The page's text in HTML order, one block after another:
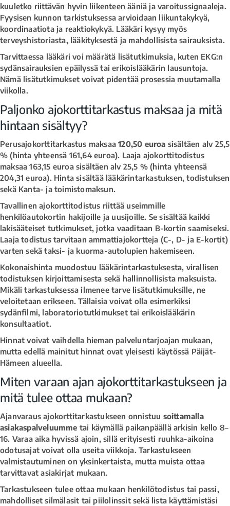
kuuletko riittävän hyvin liikenteen ääniä ja varoitussignaaleja.
Fyysisen kunnon tarkistuksessa arvioidaan liikuntakykyä,
koordinaatiota ja reaktiokykyä. Lääkäri kysyy myös
terveyshistoriasta, lääkityksestä ja mahdollisista sairauksista.
Tarvittaessa lääkäri voi määrätä lisätutkimuksia, kuten EKG:n
sydänsairauksien epäilyssä tai erikoislääkärin lausuntoja.
Nämä lisätutkimukset voivat pidentää prosessia muutamalla
viikolla.
Paljonko ajokorttitarkastus maksaa ja mitä
hintaan sisältyy?
Perusajokorttitarkastus maksaa120,50 euroa sisältäen alv 25,5
% (hinta yhteensä 161,64 euroa). Laaja ajokorttitodistus
maksaa 163,15 euroa sisältäen alv 25,5 % (hinta yhteensä
204,31 euroa). Hinta sisältää lääkärintarkastuksen, todistuksen
sekä Kanta- ja toimistomaksun.
Tavallinen ajokorttitodistus riittää useimmille
henkilöautokortin hakijoille ja uusijoille. Se sisältää kaikki
lakisääteiset tutkimukset, jotka vaaditaan B-kortin saamiseksi.
Laaja todistus tarvitaan ammattiajokortteja (C-, D- ja E-kortit)
varten sekä taksi- ja kuorma-autolupien hakemiseen.
Kokonaishinta muodostuu lääkärintarkastuksesta, virallisen
todistuksen kirjoittamisesta sekä hallinnollisista maksuista.
Mikäli tarkastuksessa ilmenee tarve lisätutkimuksille, ne
veloitetaan erikseen. Tällaisia voivat olla esimerkiksi
sydänfilmi, laboratoriotutkimukset tai erikoislääkärin
konsultaatiot.
Hinnat voivat vaihdella hieman palveluntarjoajan mukaan,
mutta edellä mainitut hinnat ovat yleisesti käytössä Päijät-
Hämeen alueella.
Miten varaan ajan ajokorttitarkastukseen ja
mitä tulee ottaa mukaan?
Ajanvaraus ajokorttitarkastukseen onnistuu soittamalla
asiakaspalveluumme tai käymällä paikanpäällä arkisin kello 8–
16. Varaa aika hyvissä ajoin, sillä erityisesti ruuhka-aikoina
odotusajat voivat olla useita viikkoja. Tarkastukseen
valmistautuminen on yksinkertaista, mutta muista ottaa
tarvittavat asiakirjat mukaan.
Tarkastukseen tulee ottaa mukaan henkilötodistus tai passi,
mahdolliset silmälasit tai piilolinssit sekä lista käyttämistäsi